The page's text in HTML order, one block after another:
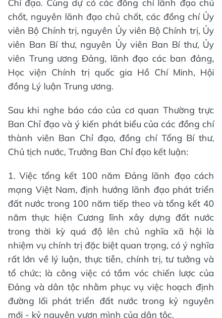
Chỉ đạo. Cùng dự có các đồng chí lãnh đạo chủ
chốt, nguyên lãnh đạo chủ chốt, các đồng chí Ủy
viên Bộ Chính trị, nguyên Ủy viên Bộ Chính trị, Ủy
viên Ban Bí thư, nguyên Ủy viên Ban Bí thư, Ủy
viên Trung ương Đảng, lãnh đạo các ban đảng,
Học viện Chính trị quốc gia Hồ Chí Minh, Hội
đồng Lý luận Trung ương.
Sau khi nghe báo cáo của cơ quan Thường trực
Ban Chỉ đạo và ý kiến phát biểu của các đồng chí
thành viên Ban Chỉ đạo, đồng chí Tổng Bí thư,
Chủ tịch nước, Trưởng Ban Chỉ đạo kết luận:
1. Việc tổng kết 100 năm Đảng lãnh đạo cách
mạng Việt Nam, định hướng lãnh đạo phát triển
đất nước trong 100 năm tiếp theo và tổng kết 40
năm thực hiện Cương lĩnh xây dựng đất nước
trong thời kỳ quá độ lên chủ nghĩa xã hội là
nhiệm vụ chính trị đặc biệt quan trọng, có ý nghĩa
rất lớn về lý luận, thực tiễn, chính trị, tư tưởng và
tổ chức; là công việc có tầm vóc chiến lược của
Đảng và dân tộc nhằm phục vụ việc hoạch định
đường lối phát triển đất nước trong kỷ nguyên
mới - kỷ nguyên vươn mình của dân tộc.